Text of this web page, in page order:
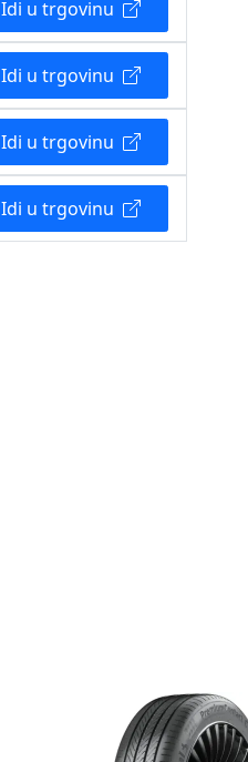
Idi u trgovinu
Idi u trgovinu
Idi u trgovinu
Idi u trgovinu